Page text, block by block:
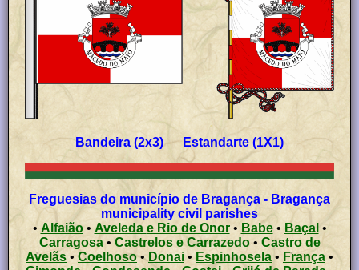
Bandeira (2x3) Estandarte (1X1)
Freguesias do município de Bragança - Bragança
municipality civil parishes
• Alfaião• Aveleda e Rio de Onor• Babe• Baçal •
Carragosa• Castrelos e Carrazedo• Castro de
Avelãs • Coelhoso• Donai•Espinhosela • França •